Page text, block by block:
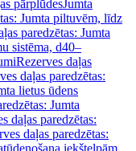
pārplūdesJumta
Jumta piltuvēm, līdz
paredzētas: Jumta
sistēma, d40–
Rezerves daļas
daļas paredzētas:
lietus ūdens
Jumta
daļas paredzētas:
daļas paredzētas:
iekštelpām